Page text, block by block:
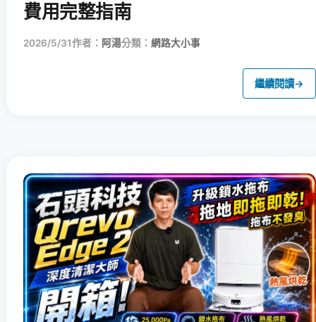
費用完整指南
2026/5/31作者： 阿湯分類： 網路大小事
繼續閱讀→